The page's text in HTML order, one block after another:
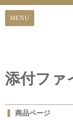
添付ファ
商品ページ